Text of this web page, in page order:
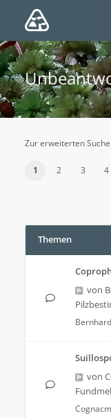
Zur erweiterten Suche
1 2 3 4
Themen
von
Bernhard
von